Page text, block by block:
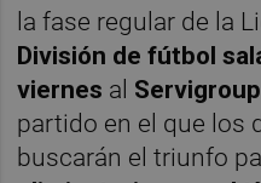
la fase regular de la
División de fútbol
viernes al
partido en el que los
buscarán el triunfo